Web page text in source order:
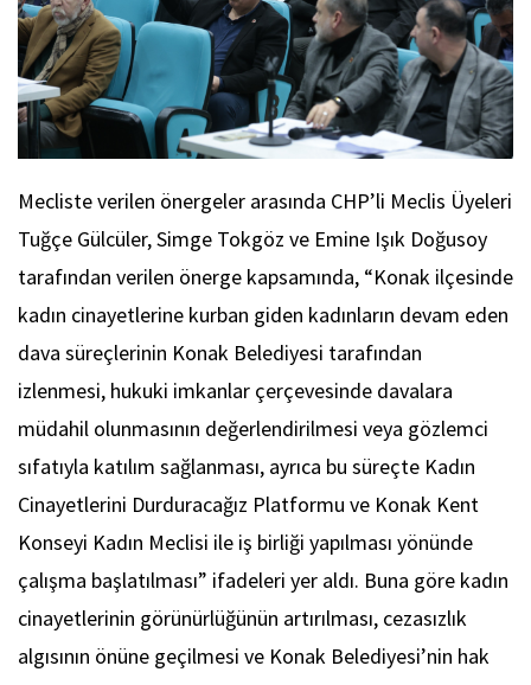
Mecliste verilen önergeler arasında CHP’li Meclis Üyeleri
Tuğçe Gülcüler, Simge Tokgöz ve Emine Işık Doğusoy
tarafından verilen önerge kapsamında, “Konak ilçesinde
kadın cinayetlerine kurban giden kadınların devam eden
dava süreçlerinin Konak Belediyesi tarafından
izlenmesi, hukuki imkanlar çerçevesinde davalara
müdahil olunmasının değerlendirilmesi veya gözlemci
sıfatıyla katılım sağlanması, ayrıca bu süreçte Kadın
Cinayetlerini Durduracağız Platformu ve Konak Kent
Konseyi Kadın Meclisi ile iş birliği yapılması yönünde
çalışma başlatılması” ifadeleri yer aldı. Buna göre kadın
cinayetlerinin görünürlüğünün artırılması, cezasızlık
algısının önüne geçilmesi ve Konak Belediyesi’nin hak